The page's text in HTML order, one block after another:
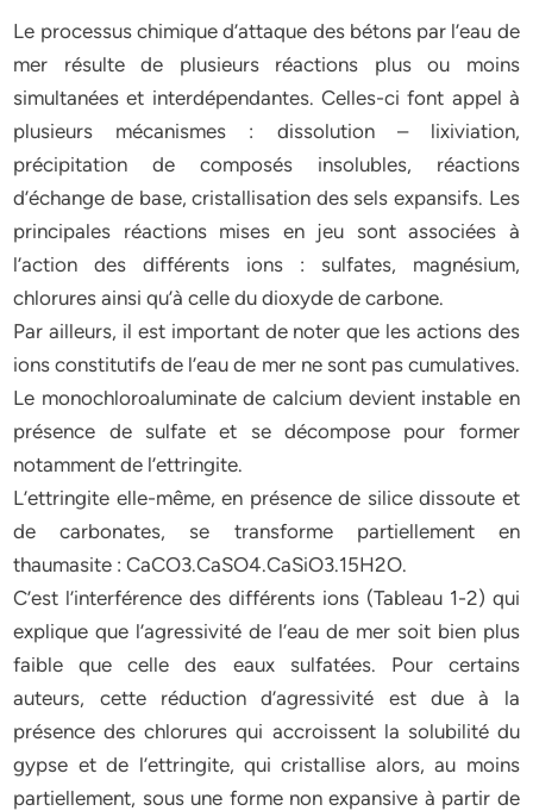
Le processus chimique d’attaque des bétons par l’eau de
mer résulte de plusieurs réactions plus ou moins
simultanées et interdépendantes. Celles-ci font appel à
plusieurs mécanismes : dissolution – lixiviation,
précipitation de composés insolubles, réactions
d’échange de base, cristallisation des sels expansifs. Les
principales réactions mises en jeu sont associées à
l’action des différents ions : sulfates, magnésium,
chlorures ainsi qu’à celle du dioxyde de carbone.
Par ailleurs, il est important de noter que les actions des
ions constitutifs de l’eau de mer ne sont pas cumulatives.
Le monochloroaluminate de calcium devient instable en
présence de sulfate et se décompose pour former
notamment de l’ettringite.
L’ettringite elle-même, en présence de silice dissoute et
de carbonates, se transforme partiellement en
thaumasite : CaCO3.CaSO4.CaSiO3.15H2O.
C’est l’interférence des différents ions (Tableau 1-2) qui
explique que l’agressivité de l’eau de mer soit bien plus
faible que celle des eaux sulfatées. Pour certains
auteurs, cette réduction d’agressivité est due à la
présence des chlorures qui accroissent la solubilité du
gypse et de l’ettringite, qui cristallise alors, au moins
partiellement, sous une forme non expansive à partir de